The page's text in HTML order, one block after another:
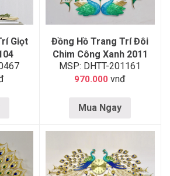
Giọt
Đồng Hồ Trang Trí Đôi
Chim Công Xanh 2011
MSP: DHTT-201161
970.000 vnđ
Mua Ngay